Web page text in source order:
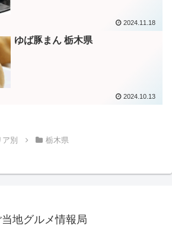
2024.11.18
ゆば豚まん 栃木県
2024.10.13
別 栃木県
当地グルメ情報局